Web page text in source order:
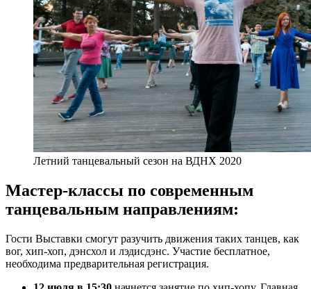
Летний танцевальный сезон на ВДНХ 2020
Мастер-классы по современным
танцевальным направлениям:
Гости Выставки смогут разучить движения таких танцев, как
вог, хип-хоп, дэнсхол и лэдисдэнс. Участие бесплатное,
необходима предварительная регистрация.